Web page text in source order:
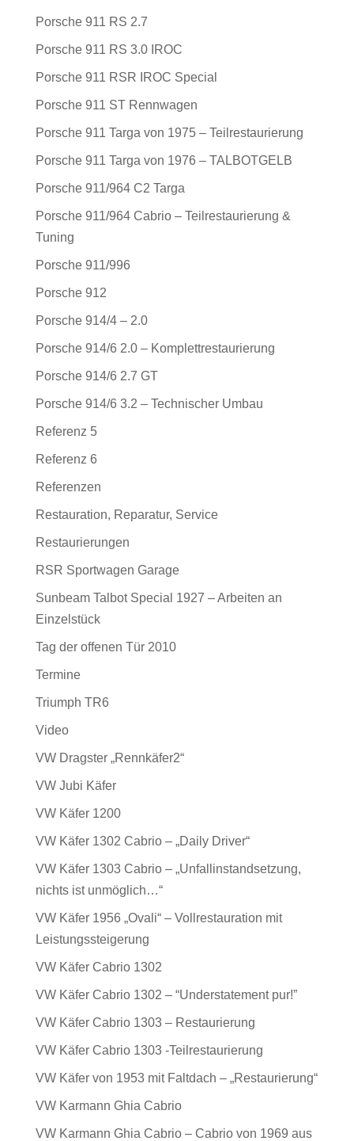
Porsche 911 RS 2.7
Porsche 911 RS 3.0 IROC
Porsche 911 RSR IROC Special
Porsche 911 ST Rennwagen
Porsche 911 Targa von 1975 – Teilrestaurierung
Porsche 911 Targa von 1976 – TALBOTGELB
Porsche 911/964 C2 Targa
Porsche 911/964 Cabrio – Teilrestaurierung &
Tuning
Porsche 911/996
Porsche 912
Porsche 914/4 – 2.0
Porsche 914/6 2.0 – Komplettrestaurierung
Porsche 914/6 2.7 GT
Porsche 914/6 3.2 – Technischer Umbau
Referenz 5
Referenz 6
Referenzen
Restauration, Reparatur, Service
Restaurierungen
RSR Sportwagen Garage
Sunbeam Talbot Special 1927 – Arbeiten an
Einzelstück
Tag der offenen Tür 2010
Termine
Triumph TR6
Video
VW Dragster „Rennkäfer2“
VW Jubi Käfer
VW Käfer 1200
VW Käfer 1302 Cabrio – „Daily Driver“
VW Käfer 1303 Cabrio – „Unfallinstandsetzung,
nichts ist unmöglich…“
VW Käfer 1956 „Ovali“ – Vollrestauration mit
Leistungssteigerung
VW Käfer Cabrio 1302
VW Käfer Cabrio 1302 – “Understatement pur!”
VW Käfer Cabrio 1303 – Restaurierung
VW Käfer Cabrio 1303 -Teilrestaurierung
VW Käfer von 1953 mit Faltdach – „Restaurierung“
VW Karmann Ghia Cabrio
VW Karmann Ghia Cabrio – Cabrio von 1969 aus